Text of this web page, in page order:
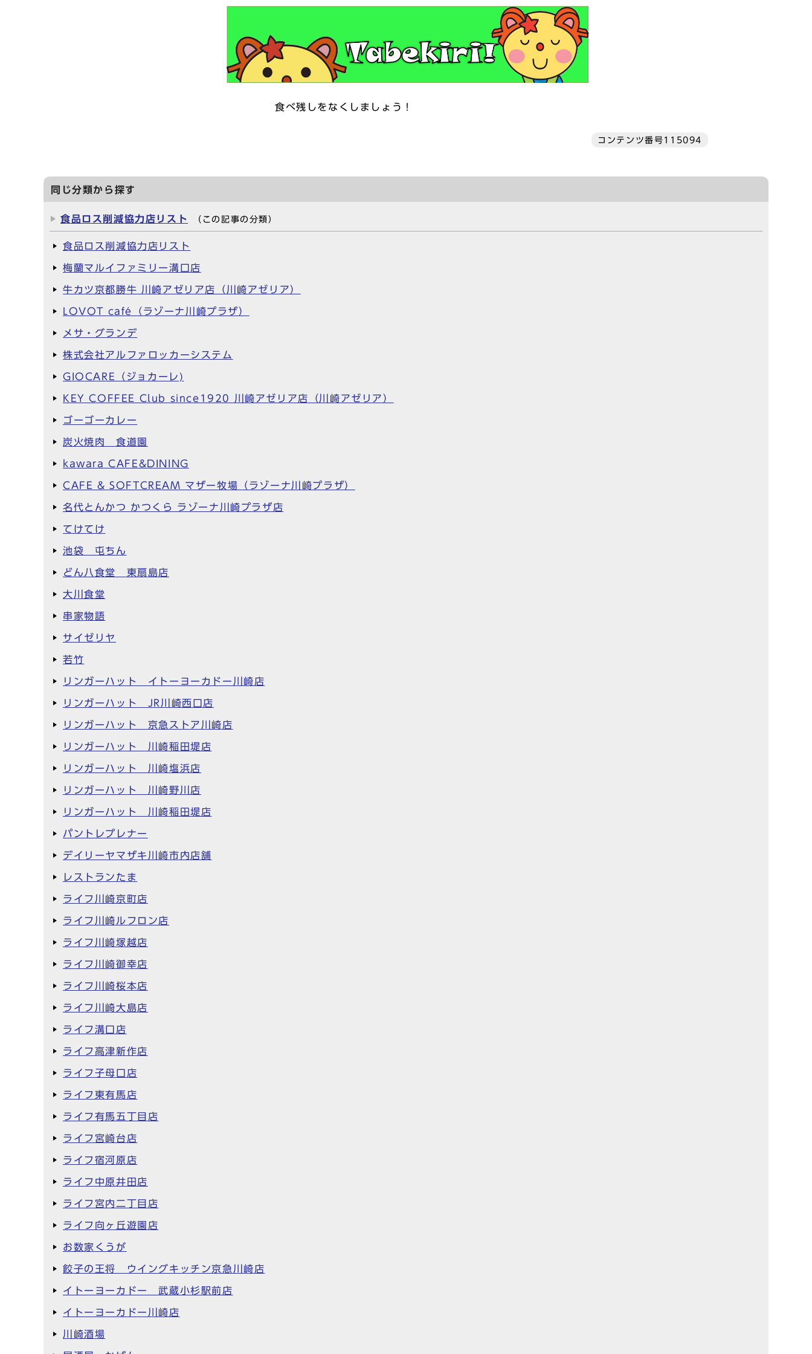
食べ残しをなくしましょう！
コンテンツ番号115094
同じ分類から探す
食品ロス削減協力店リスト （この記事の分類）
食品ロス削減協力店リスト
梅蘭マルイファミリー溝口店
牛カツ京都勝牛 川崎アゼリア店（川崎アゼリア）
LOVOT café（ラゾーナ川崎プラザ）
メサ・グランデ
株式会社アルファロッカーシステム
GIOCARE（ジョカーレ)
KEY COFFEE Club since1920 川崎アゼリア店（川崎アゼリア）
ゴーゴーカレー
炭火焼肉 食道園
kawara CAFE&DINING
CAFE & SOFTCREAM マザー牧場（ラゾーナ川崎プラザ）
名代とんかつ かつくら ラゾーナ川崎プラザ店
てけてけ
池袋 屯ちん
どん八食堂 東扇島店
大川食堂
串家物語
サイゼリヤ
若竹
リンガーハット イトーヨーカドー川崎店
リンガーハット JR川崎西口店
リンガーハット 京急ストア川崎店
リンガーハット 川崎稲田堤店
リンガーハット 川崎塩浜店
リンガーハット 川崎野川店
リンガーハット 川崎稲田堤店
パントレプレナー
デイリーヤマザキ川崎市内店舗
レストランたま
ライフ川崎京町店
ライフ川崎ルフロン店
ライフ川崎塚越店
ライフ川崎御幸店
ライフ川崎桜本店
ライフ川崎大島店
ライフ溝口店
ライフ高津新作店
ライフ子母口店
ライフ東有馬店
ライフ有馬五丁目店
ライフ宮崎台店
ライフ宿河原店
ライフ中原井田店
ライフ宮内二丁目店
ライフ向ヶ丘遊園店
お数家くうが
餃子の王将 ウイングキッチン京急川崎店
イトーヨーカドー 武蔵小杉駅前店
イトーヨーカドー川崎店
川崎酒場